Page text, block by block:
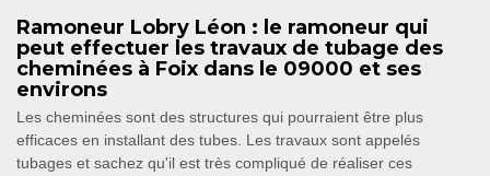
Ramoneur Lobry Léon : le ramoneur qui
peut effectuer les travaux de tubage des
cheminées à Foix dans le 09000 et ses
environs
Les cheminées sont des structures qui pourraient être plus
efficaces en installant des tubes. Les travaux sont appelés
tubages et sachez qu'il est très compliqué de réaliser ces